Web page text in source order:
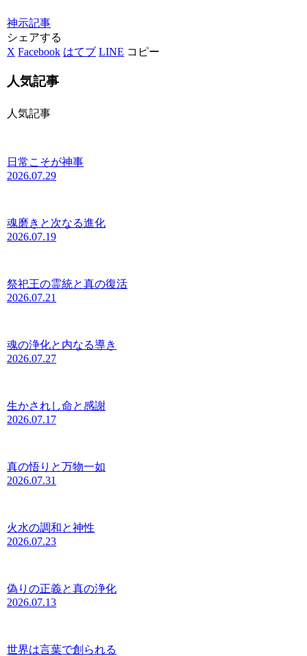
神示記事
シェアする
X Facebook はてブ LINE コピー
人気記事
人気記事
日常こそが神事
2026.07.29
魂磨きと次なる進化
2026.07.19
祭祀王の霊統と真の復活
2026.07.21
魂の浄化と内なる導き
2026.07.27
生かされし命と感謝
2026.07.17
真の悟りと万物一如
2026.07.31
火水の調和と神性
2026.07.23
偽りの正義と真の浄化
2026.07.13
世界は言葉で創られる